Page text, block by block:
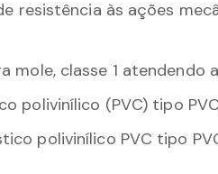
resistência às ações
mole, classe 1 atendendo
polivinílico (PVC) tipo
polivinílico PVC tipo